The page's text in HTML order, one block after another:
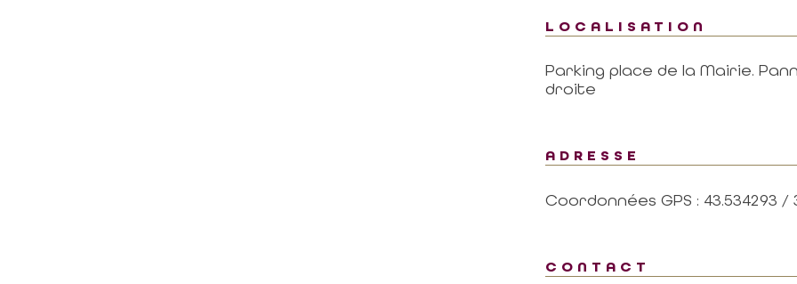
LOCALISATION
Parking place de la Mairie.
droite
ADRESSE
Coordonnées GPS : 43.534293 /
CONTACT
cliquez-ici